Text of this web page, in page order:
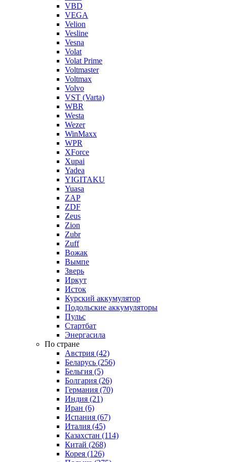
VBD
VEGA
Velion
Vesline
Vesna
Volat
Volat Prime
Voltmaster
Voltmax
Volvo
VST (Varta)
WBR
Westa
Wezer
WinMaxx
WPR
XForce
Xupai
Yadea
YIGITAKU
Yuasa
ZAP
ZDF
Zeus
Zion
Zubr
Zuff
Вожак
Вымпе
Зверь
Иркут
Исток
Курский аккумулятор
Подольские аккумуляторы
Пульс
Стартбат
Энергасила
По стране
Австрия (42)
Беларусь (256)
Бельгия (5)
Болгария (26)
Германия (70)
Индия (21)
Иран (6)
Испания (67)
Италия (45)
Казахстан (114)
Китай (268)
Корея (126)